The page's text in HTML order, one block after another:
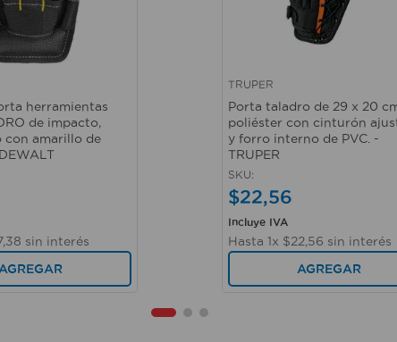
herramientas
de impacto,
con amarillo de
,38 sin interés
AGREGAR
TRUPER
Porta taladro de 29 x 20
poliéster con cinturón
y forro interno de PVC. -
TRUPER
SKU:
$22,56
Incluye IVA
Hasta 1x $22,56 sin interés
AGREGAR